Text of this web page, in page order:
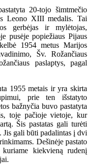
20-tojo šimtmečio
Leono XIII medalis. Tai
gerbėjas ir mylėtojas,
pusėje popiežiaus Pijaus
1954 metus Marijos
Šv. Rožančiaus
paslaptys, pagal
1955 metais ir yra skirta
prie ten išstatyto
bažnyčia buvo pastatyta
toje pačioje vietoje, kur
Šis pastatas gali turėti
gali būti padalintas į dvi
Dešinėje pastato
kiekvieną rudenį